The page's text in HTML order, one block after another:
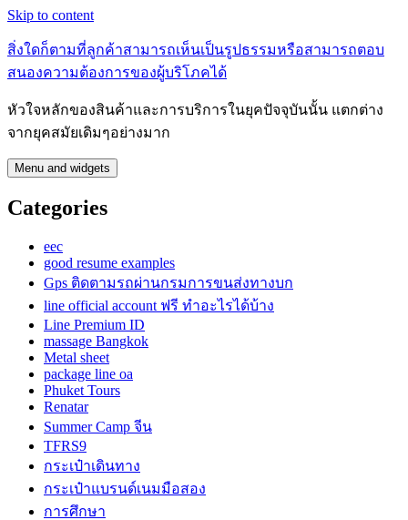
Skip to content
สิ่งใดก็ตามที่ลูกค้าสามารถเห็นเป็นรูปธรรมหรือสามารถตอบ
สนองความต้องการของผู้บริโภคได้
หัวใจหลักของสินค้าและการบริการในยุคปัจจุบันนั้น แตกต่าง
จากยุคสมัยเดิมๆอย่างมาก
Menu and widgets
Categories
eec
good resume examples
Gps ติดตามรถผ่านกรมการขนส่งทางบก
line official account ฟรี ทําอะไรได้บ้าง
Line Premium ID
massage Bangkok
Metal sheet
package line oa
Phuket Tours
Renatar
Summer Camp จีน
TFRS9
กระเป๋าเดินทาง
กระเป๋าแบรนด์เนมมือสอง
การศึกษา